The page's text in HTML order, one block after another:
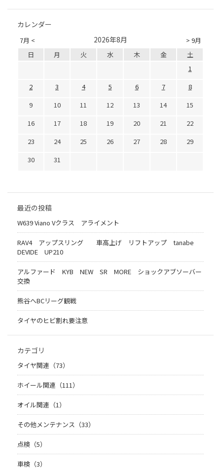
カレンダー
7月 < > 9月
2026年8月
日 月 火 水 木 金
土
1
2
3 4 5 6 7
8
9
10 11 12 13 14
15
16
17 18 19 20 21
22
23
24 25 26 27 28
29
30
31
最近の投稿
W639 Viano Vクラス アライメント
RAV4 アップスリング 車高上げ リフトアップ tanabe
DEVIDE UP210
アルファード KYB NEW SR MORE ショックアブソーバー
交換
熊谷へBCリーグ観戦
タイヤのヒビ割れ要注意
カテゴリ
タイヤ関連（73）
ホイール関連（111）
オイル関連（1）
その他メンテナンス（33）
点検（5）
車検（3）